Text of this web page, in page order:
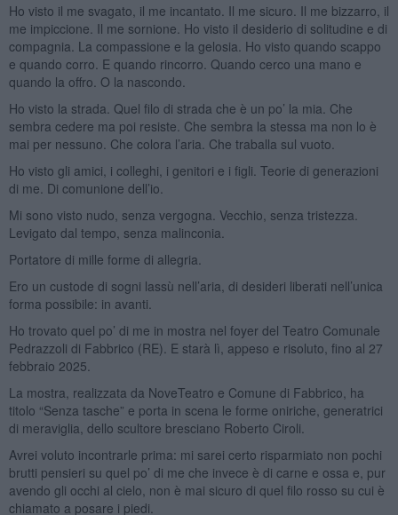
Ho visto il me svagato, il me incantato. Il me sicuro. Il me bizzarro, il
me impiccione. Il me sornione. Ho visto il desiderio di solitudine e di
compagnia. La compassione e la gelosia. Ho visto quando scappo
e quando corro. E quando rincorro. Quando cerco una mano e
quando la offro. O la nascondo.
Ho visto la strada. Quel filo di strada che è un po’ la mia. Che
sembra cedere ma poi resiste. Che sembra la stessa ma non lo è
mai per nessuno. Che colora l’aria. Che traballa sul vuoto.
Ho visto gli amici, i colleghi, i genitori e i figli. Teorie di generazioni
di me. Di comunione dell’io.
Mi sono visto nudo, senza vergogna. Vecchio, senza tristezza.
Levigato dal tempo, senza malinconia.
Portatore di mille forme di allegria.
Ero un custode di sogni lassù nell’aria, di desideri liberati nell’unica
forma possibile: in avanti.
Ho trovato quel po’ di me in mostra nel foyer del Teatro Comunale
Pedrazzoli di Fabbrico (RE). E starà lì, appeso e risoluto, fino al 27
febbraio 2025.
La mostra, realizzata da NoveTeatro e Comune di Fabbrico, ha
titolo “Senza tasche” e porta in scena le forme oniriche, generatrici
di meraviglia, dello scultore bresciano Roberto Ciroli.
Avrei voluto incontrarle prima: mi sarei certo risparmiato non pochi
brutti pensieri su quel po’ di me che invece è di carne e ossa e, pur
avendo gli occhi al cielo, non è mai sicuro di quel filo rosso su cui è
chiamato a posare i piedi.